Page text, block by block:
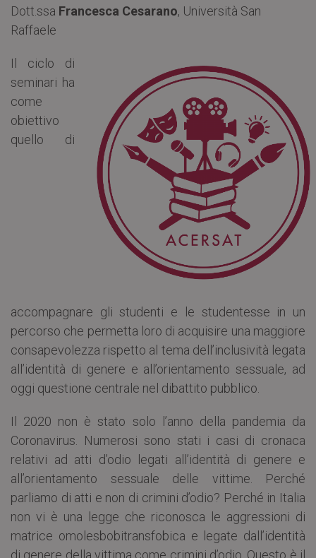
Dott.ssa Francesca Cesarano, Università San
Raffaele
Il ciclo di
seminari ha
come
obiettivo
quello di
accompagnare gli studenti e le studentesse in un
percorso che permetta loro di acquisire una maggiore
consapevolezza rispetto al tema dell’inclusività legata
all’identità di genere e all’orientamento sessuale, ad
oggi questione centrale nel dibattito pubblico.
Il 2020 non è stato solo l’anno della pandemia da
Coronavirus. Numerosi sono stati i casi di cronaca
relativi ad atti d’odio legati all’identità di genere e
all’orientamento sessuale delle vittime. Perché
parliamo di atti e non di crimini d’odio? Perché in Italia
non vi è una legge che riconosca le aggressioni di
matrice omolesbobitransfobica e legate dall’identità
di genere della vittima come crimini d’odio. Questo è il